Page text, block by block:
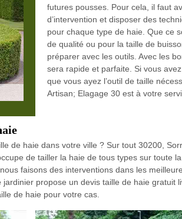
futures pousses. Pour cela, il faut
d’intervention et disposer des
pour chaque type de haie. Que ce
de qualité ou pour la taille de
préparer avec les outils. Avec les
sera rapide et parfaite. Si vous
que vous ayez l’outil de taille
Artisan; Elagage 30 est à votre
de haie dans votre ville ? Sur tout 30200,
de tailler la haie de tous types sur toute
faisons des interventions dans les
propose un devis taille de haie gratuit
de haie pour votre cas.